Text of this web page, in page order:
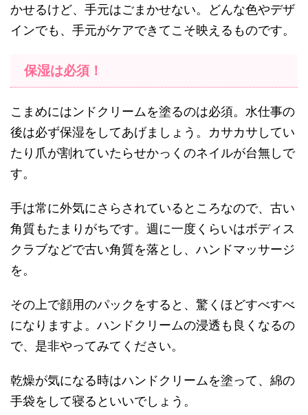
かせるけど、手元はごまかせない。どんな色やデザ
インでも、手元がケアできてこそ映えるものです。
保湿は必須！
こまめにはンドクリームを塗るのは必須。水仕事の
後は必ず保湿をしてあげましょう。カサカサしてい
たり爪が割れていたらせかっくのネイルが台無しで
す。
手は常に外気にさらされているところなので、古い
角質もたまりがちです。週に一度くらいはボディス
クラブなどで古い角質を落とし、ハンドマッサージ
を。
その上で顔用のパックをすると、驚くほどすべすべ
になりますよ。ハンドクリームの浸透も良くなるの
で、是非やってみてください。
乾燥が気になる時はハンドクリームを塗って、綿の
手袋をして寝るといいでしょう。